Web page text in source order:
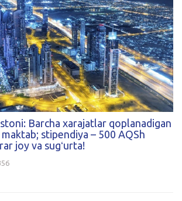
Barcha xarajatlar qoplanadigan
stipendiya – 500 AQSh
joy va sugʻurta!